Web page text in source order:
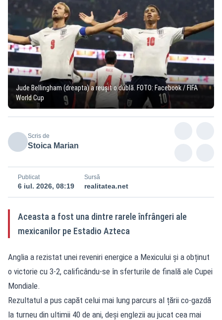
Jude Bellingham (dreapta) a reușit o dublă. FOTO: Facebook / FIFA
World Cup
Scris de
Stoica Marian
Publicat
6 iul. 2026, 08:19
Sursă
realitatea.net
Aceasta a fost una dintre rarele înfrângeri ale
mexicanilor pe Estadio Azteca
Anglia a rezistat unei reveniri energice a Mexicului și a obținut
o victorie cu 3-2, calificându-se în sferturile de finală ale Cupei
Mondiale.
Rezultatul a pus capăt celui mai lung parcurs al țării co-gazdă
la turneu din ultimii 40 de ani, deși englezii au jucat cea mai